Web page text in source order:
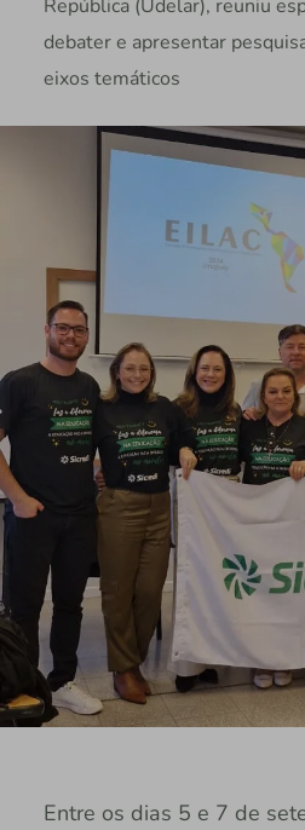
República (Udelar), reuniu
debater e apresentar
eixos temáticos
Entre os dias 5 e 7 de